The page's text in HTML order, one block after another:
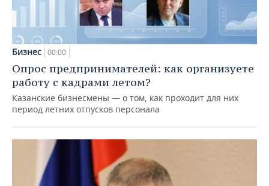
Бизнес 00:00
Опрос предпринимателей: как организуете
работу с кадрами летом?
Казанские бизнесмены — о том, как проходит для них
период летних отпусков персонала